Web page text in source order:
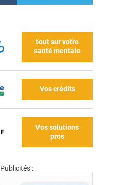
tout sur votre
santé mentale
Vos crédits
Vos solutions
pros
Publicités :